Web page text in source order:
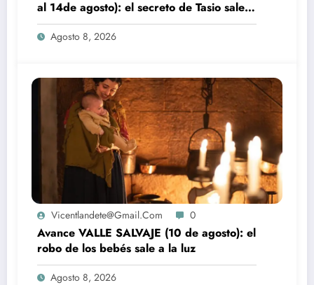
al 14de agosto): el secreto de Tasio sale a
la luz
Agosto 8, 2026
Vicentlandete@gmail.com 0
Avance VALLE SALVAJE (10 de agosto): el
robo de los bebés sale a la luz
Agosto 8, 2026